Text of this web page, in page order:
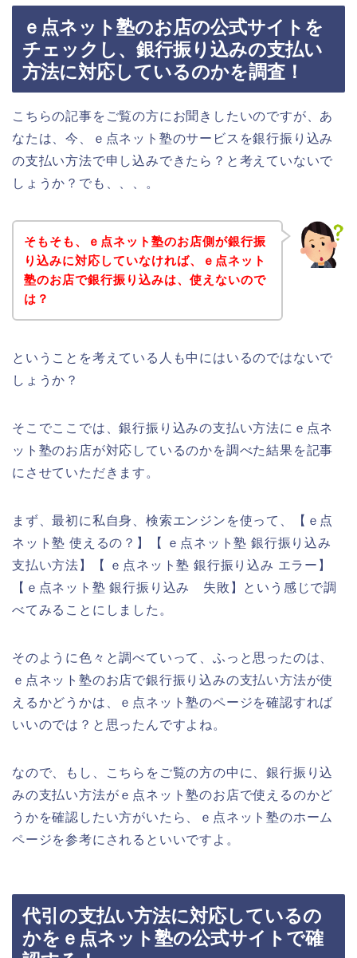
ｅ点ネット塾のお店の公式サイトを
チェックし、銀行振り込みの支払い
方法に対応しているのかを調査！
こちらの記事をご覧の方にお聞きしたいのですが、あ
なたは、今、ｅ点ネット塾のサービスを銀行振り込み
の支払い方法で申し込みできたら？と考えていないで
しょうか？でも、、、。
そもそも、ｅ点ネット塾のお店側が銀行振
り込みに対応していなければ、ｅ点ネット
塾のお店で銀行振り込みは、使えないので
は？
ということを考えている人も中にはいるのではないで
しょうか？
そこでここでは、銀行振り込みの支払い方法にｅ点ネ
ット塾のお店が対応しているのかを調べた結果を記事
にさせていただきます。
まず、最初に私自身、検索エンジンを使って、【ｅ点
ネット塾 使えるの？】【 ｅ点ネット塾 銀行振り込み
支払い方法】【 ｅ点ネット塾 銀行振り込み エラー】
【ｅ点ネット塾 銀行振り込み 失敗】という感じで調
べてみることにしました。
そのように色々と調べていって、ふっと思ったのは、
ｅ点ネット塾のお店で銀行振り込みの支払い方法が使
えるかどうかは、ｅ点ネット塾のページを確認すれば
いいのでは？と思ったんですよね。
なので、もし、こちらをご覧の方の中に、銀行振り込
みの支払い方法がｅ点ネット塾のお店で使えるのかど
うかを確認したい方がいたら、ｅ点ネット塾のホーム
ページを参考にされるといいですよ。
代引の支払い方法に対応しているの
かをｅ点ネット塾の公式サイトで確